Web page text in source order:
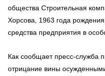
общества Строительная
Хорсова, 1963 года
средства предприятия в
Как сообщает пресс-служба
отрицание вины